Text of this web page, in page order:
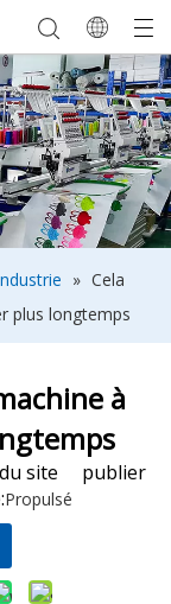
» Cela
plus longtemps
à
site publier
Propulsé